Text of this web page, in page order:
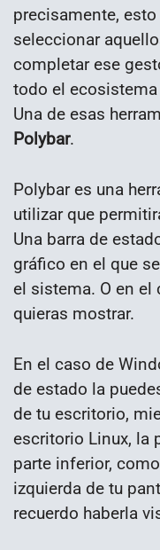
precisamente,
seleccionar
completar ese
todo el
Una de esas
Polybar.
Polybar es una
utilizar que
Una barra de
gráfico en el que
el sistema. O en el
quieras mostrar.
En el caso de
de estado la
de tu escritorio,
escritorio Linux, la
parte inferior,
izquierda de tu
recuerdo haberla